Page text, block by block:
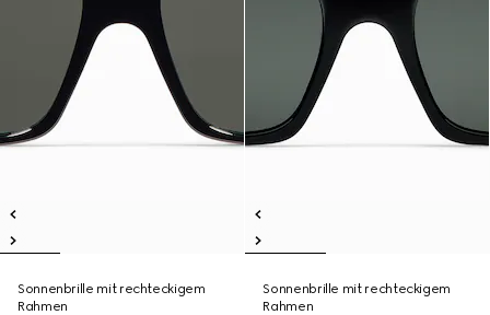
Sonnenbrille mit rechteckigem
Rahmen
Sonnenbrille mit rechteckigem
Rahmen